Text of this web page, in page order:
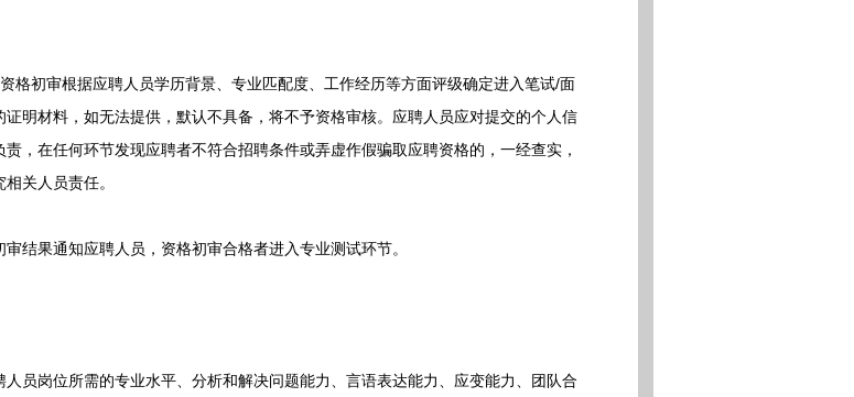
初审根据应聘人员学历背景、专业匹配度、工作经历等方面评级确定进入笔试/面
明材料，如无法提供，默认不具备，将不予资格审核。应聘人员应对提交的个人信
，在任何环节发现应聘者不符合招聘条件或弄虚作假骗取应聘资格的，一经查实，
关人员责任。
果通知应聘人员，资格初审合格者进入专业测试环节。
岗位所需的专业水平、分析和解决问题能力、言语表达能力、应变能力、团队合